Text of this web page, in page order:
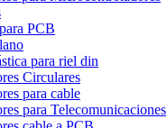
PCB
para riel din
Circulares
para cable
para Telecomunicaciones